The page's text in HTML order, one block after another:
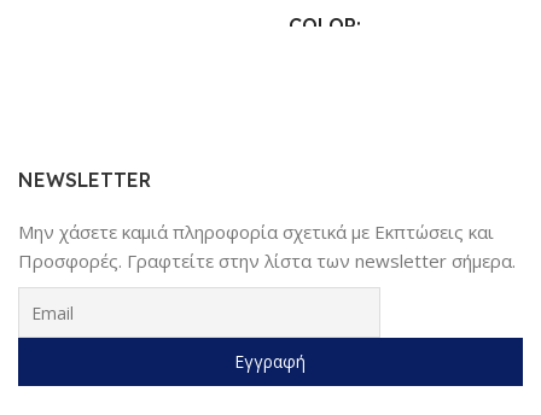
Sundaymot
COLOR
NEWSLETTER
Μην χάσετε καμιά πληροφορία σχετικά με Εκπτώσεις και
Προσφορές. Γραφτείτε στην λίστα των newsletter σήμερα.